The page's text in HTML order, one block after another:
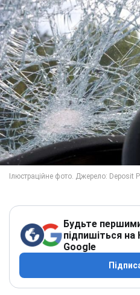
Будьте
підпишіться на
Google